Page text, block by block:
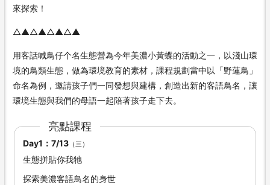
來探索！
△▲△▲△▲△▲
用客話喊鳥仔个名生態營為今年美濃小黃蝶的活動之一，以淺山環
境的鳥類生態，做為環境教育的素材，課程規劃當中以「野蓮鳥」
命名為例，邀請孩子們一同發想與建構，創造出新的客語鳥名，讓
環境生態與我們的母語一起陪著孩子走下去。
亮點課程
Day1：7/13 （三）
生態拼貼你我牠
探索美濃客語鳥名的身世